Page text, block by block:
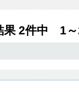
果 2件中 1～